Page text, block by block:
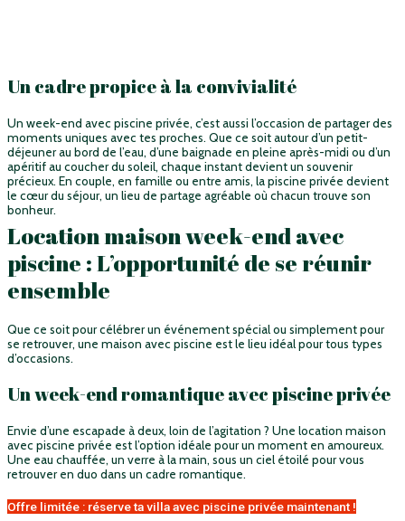
Un cadre propice à la convivialité
Un week-end avec piscine privée, c’est aussi l’occasion de partager des
moments uniques avec tes proches. Que ce soit autour d’un petit-
déjeuner au bord de l’eau, d’une baignade en pleine après-midi ou d’un
apéritif au coucher du soleil, chaque instant devient un souvenir
précieux. En couple, en famille ou entre amis, la piscine privée devient
le cœur du séjour, un lieu de partage agréable où chacun trouve son
bonheur.
Location maison week-end avec
piscine : L’opportunité de se réunir
ensemble
Que ce soit pour célébrer un événement spécial ou simplement pour
se retrouver, une maison avec piscine est le lieu idéal pour tous types
d’occasions.
Un week-end romantique avec piscine privée
Envie d’une escapade à deux, loin de l’agitation ? Une location maison
avec piscine privée est l’option idéale pour un moment en amoureux.
Une eau chauffée, un verre à la main, sous un ciel étoilé pour vous
retrouver en duo dans un cadre romantique.
Offre limitée : réserve ta villa avec piscine privée maintenant !